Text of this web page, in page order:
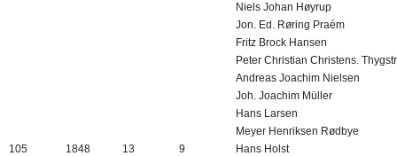
Niels Johan Høyrup
Jon. Ed. Røring Praém
Fritz Brock Hansen
Peter Christian Christens.
Andreas Joachim Nielsen
Joh. Joachim Müller
Hans Larsen
Meyer Henriksen Rødbye
105
1848 13 9
Hans Holst